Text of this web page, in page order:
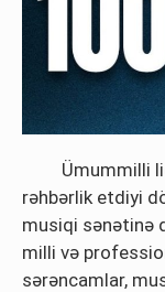
Ümummilli
rəhbərlik etdiyi
musiqi sənətinə
milli və
sərəncamlar,